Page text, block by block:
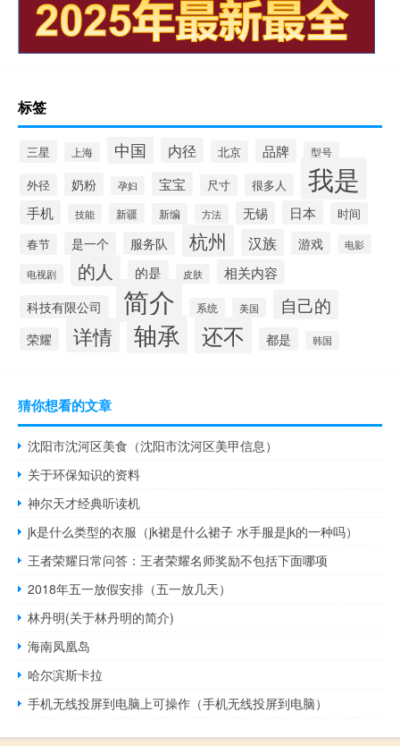
标签
三星 上海 中国 内径 北京 品牌 型号
外径 奶粉 孕妇 宝宝 尺寸 很多人 我是
手机 技能 新疆 新编 方法 无锡 日本 时间
春节 是一个 服务队 杭州 汉族 游戏 电影
电视剧 的人 的是 皮肤 相关内容
科技有限公司 简介 系统 美国 自己的
荣耀 详情 轴承 还不 都是 韩国
猜你想看的文章
沈阳市沈河区美食（沈阳市沈河区美甲信息）
关于环保知识的资料
神尔天才经典听读机
jk是什么类型的衣服（jk裙是什么裙子 水手服是jk的一种吗）
王者荣耀日常问答：王者荣耀名师奖励不包括下面哪项
2018年五一放假安排（五一放几天）
林丹明(关于林丹明的简介)
海南凤凰岛
哈尔滨斯卡拉
手机无线投屏到电脑上可操作（手机无线投屏到电脑）